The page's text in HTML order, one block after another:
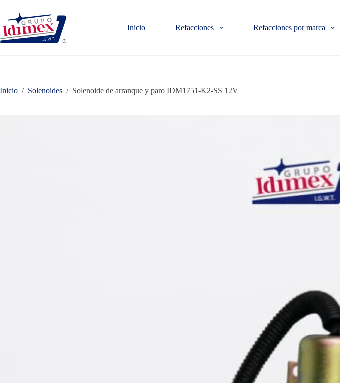
contenido
Inicio Refacciones Refacciones por marca
Inicio / Solenoides / Solenoide de arranque y paro IDM1751-K2-SS 12V